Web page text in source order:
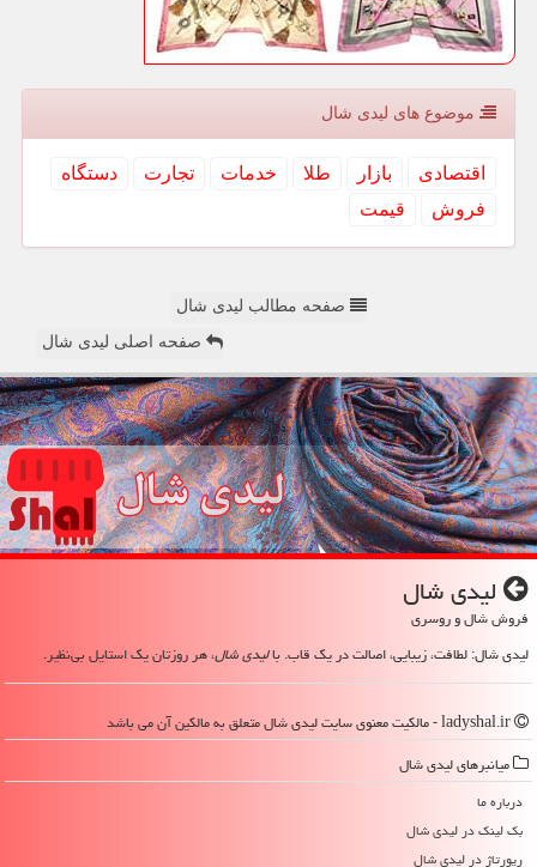
موضوع های لیدی شال
اقتصادی بازار طلا خدمات تجارت
دستگاه
فروش
قیمت
صفحه مطالب لیدی شال
صفحه اصلی لیدی شال
لیدی شال
فروش شال و روسری
لیدی شال: لطافت، زیبایی، اصالت در یک قاب. بالیدی شال، هر روزتان یک استایل بی‌نظیر.
میانبرهای لیدی شال
درباره ما
بک لینک در لیدی شال
رپورتاژ در لیدی شال